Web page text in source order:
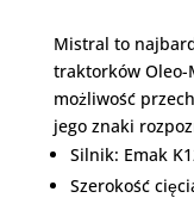
Mistral to
traktorków Oleo-
możliwość
jego znaki
Silnik: Emak
Szerokość